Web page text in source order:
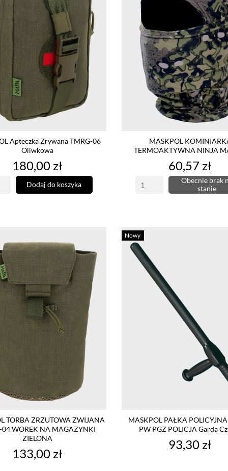
Apteczka Zrywana TMRG-06
Oliwkowa
Cena
180,00 zł
Dodaj do koszyka
MASKPOL
TERMOAKTYWNA NINJA
Cena
60,57 zł
Obecnie brak
stanie
TORBA ZRZUTOWA ZWIJANA
04 WOREK NA MAGAZYNKI
ZIELONA
Cena
133,00 zł
MASKPOL PAŁKA
PW PGZ POLICJA Garda
Cena
93,30 zł
Nowy